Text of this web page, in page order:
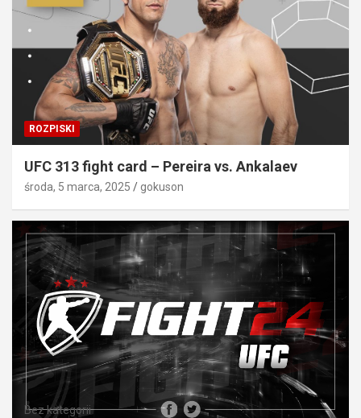
ROZPISKI
UFC 313 fight card – Pereira vs. Ankalaev
środa, 5 marca, 2025 gokuson
Bez kategorii